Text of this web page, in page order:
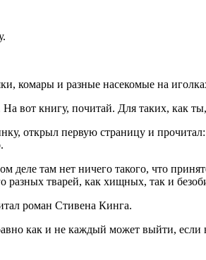
комары и разные насекомые на
вот книгу, почитай. Для таких, как
открыл первую страницу и
деле там нет ничего такого, что
разных тварей, как хищных, так и
роман Стивена Кинга.
как и не каждый может выйти, если